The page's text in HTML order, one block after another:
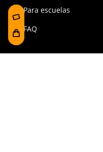
Para escuelas
FAQ